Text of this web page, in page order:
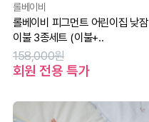
롤베이비
롤베이비 피그먼트 어린이집 낮잠
이불 3종세트 (이불+..
158,000원
회원 전용 특가